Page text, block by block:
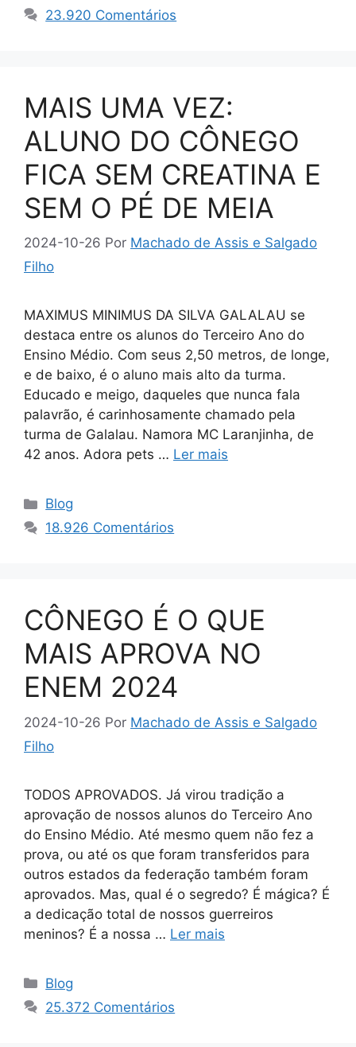
23.920 Comentários
MAIS UMA VEZ:
ALUNO DO CÔNEGO
FICA SEM CREATINA E
SEM O PÉ DE MEIA
2024-10-26 Por Machado de Assis e Salgado
Filho
MAXIMUS MINIMUS DA SILVA GALALAU se
destaca entre os alunos do Terceiro Ano do
Ensino Médio. Com seus 2,50 metros, de longe,
e de baixo, é o aluno mais alto da turma.
Educado e meigo, daqueles que nunca fala
palavrão, é carinhosamente chamado pela
turma de Galalau. Namora MC Laranjinha, de
42 anos. Adora pets … Ler mais
Categorias
Blog
18.926 Comentários
CÔNEGO É O QUE
MAIS APROVA NO
ENEM 2024
2024-10-26 Por Machado de Assis e Salgado
Filho
TODOS APROVADOS. Já virou tradição a
aprovação de nossos alunos do Terceiro Ano
do Ensino Médio. Até mesmo quem não fez a
prova, ou até os que foram transferidos para
outros estados da federação também foram
aprovados. Mas, qual é o segredo? É mágica? É
a dedicação total de nossos guerreiros
meninos? É a nossa … Ler mais
Categorias
Blog
25.372 Comentários